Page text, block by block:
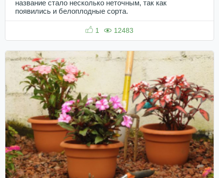
название стало несколько неточным, так как
появились и белоплодные сорта.
1 12483